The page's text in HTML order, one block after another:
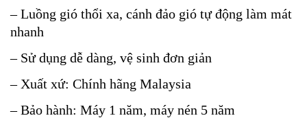
– Luồng gió thổi xa, cánh đảo gió tự động làm mát
nhanh
– Sử dụng dễ dàng, vệ sinh đơn giản
– Xuất xứ: Chính hãng Malaysia
– Bảo hành: Máy 1 năm, máy nén 5 năm